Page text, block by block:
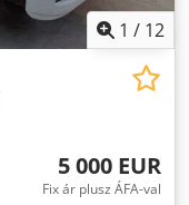
1 / 12
5 000 EUR
Fix ár plusz ÁFA-val